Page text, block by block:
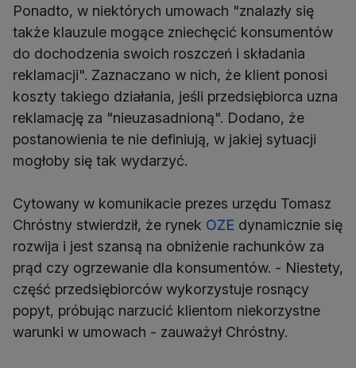
Ponadto, w niektórych umowach "znalazły się
także klauzule mogące zniechęcić konsumentów
do dochodzenia swoich roszczeń i składania
reklamacji". Zaznaczano w nich, że klient ponosi
koszty takiego działania, jeśli przedsiębiorca uzna
reklamację za "nieuzasadnioną". Dodano, że
postanowienia te nie definiują, w jakiej sytuacji
mogłoby się tak wydarzyć.
Cytowany w komunikacie prezes urzędu Tomasz
Chróstny stwierdził, że rynek OZE dynamicznie się
rozwija i jest szansą na obniżenie rachunków za
prąd czy ogrzewanie dla konsumentów. - Niestety,
część przedsiębiorców wykorzystuje rosnący
popyt, próbując narzucić klientom niekorzystne
warunki w umowach - zauważył Chróstny.